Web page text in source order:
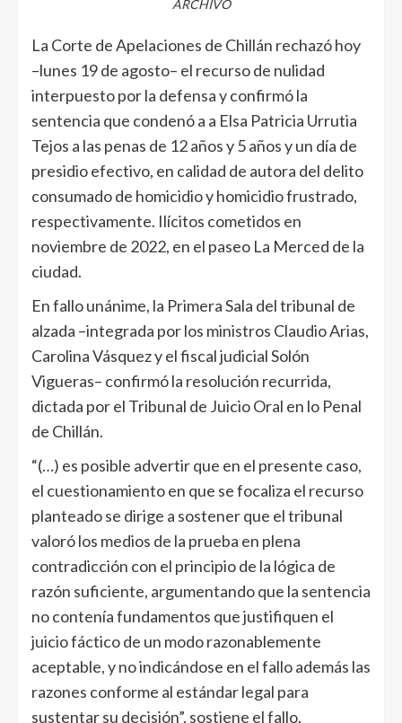
ARCHIVO
La Corte de Apelaciones de Chillán rechazó hoy
–lunes 19 de agosto– el recurso de nulidad
interpuesto por la defensa y confirmó la
sentencia que condenó a a Elsa Patricia Urrutia
Tejos a las penas de 12 años y 5 años y un día de
presidio efectivo, en calidad de autora del delito
consumado de homicidio y homicidio frustrado,
respectivamente. Ilícitos cometidos en
noviembre de 2022, en el paseo La Merced de la
ciudad.
En fallo unánime, la Primera Sala del tribunal de
alzada –integrada por los ministros Claudio Arias,
Carolina Vásquez y el fiscal judicial Solón
Vigueras– confirmó la resolución recurrida,
dictada por el Tribunal de Juicio Oral en lo Penal
de Chillán.
“(…) es posible advertir que en el presente caso,
el cuestionamiento en que se focaliza el recurso
planteado se dirige a sostener que el tribunal
valoró los medios de la prueba en plena
contradicción con el principio de la lógica de
razón suficiente, argumentando que la sentencia
no contenía fundamentos que justifiquen el
juicio fáctico de un modo razonablemente
aceptable, y no indicándose en el fallo además las
razones conforme al estándar legal para
sustentar su decisión”, sostiene el fallo.